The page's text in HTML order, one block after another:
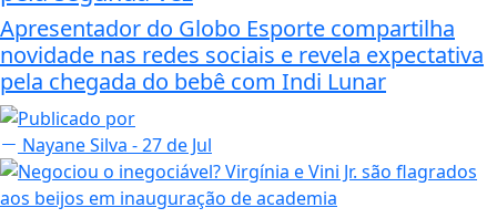
Apresentador do Globo Esporte compartilha
novidade nas redes sociais e revela expectativa
pela chegada do bebê com Indi Lunar
Nayane Silva - 27 de Jul